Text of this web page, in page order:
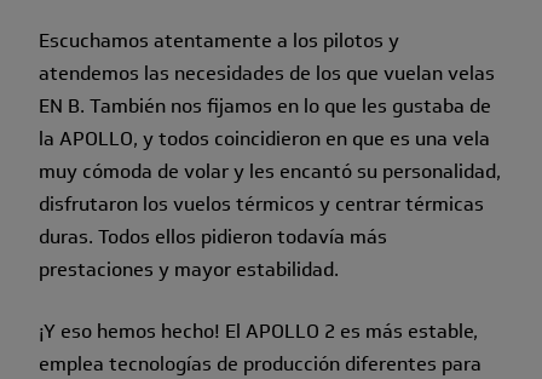
Escuchamos atentamente a los pilotos y
atendemos las necesidades de los que vuelan velas
EN B. También nos fijamos en lo que les gustaba de
la APOLLO, y todos coincidieron en que es una vela
muy cómoda de volar y les encantó su personalidad,
disfrutaron los vuelos térmicos y centrar térmicas
duras. Todos ellos pidieron todavía más
prestaciones y mayor estabilidad.
¡Y eso hemos hecho! El APOLLO 2 es más estable,
emplea tecnologías de producción diferentes para